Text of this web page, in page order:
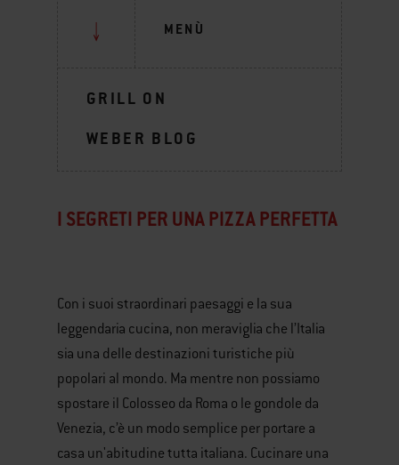
MENÙ
GRILL ON
WEBER BLOG
I SEGRETI PER UNA PIZZA PERFETTA
Con i suoi straordinari paesaggi e la sua
leggendaria cucina, non meraviglia che l’Italia
sia una delle destinazioni turistiche più
popolari al mondo. Ma mentre non possiamo
spostare il Colosseo da Roma o le gondole da
Venezia, c’è un modo semplice per portare a
casa un'abitudine tutta italiana. Cucinare una